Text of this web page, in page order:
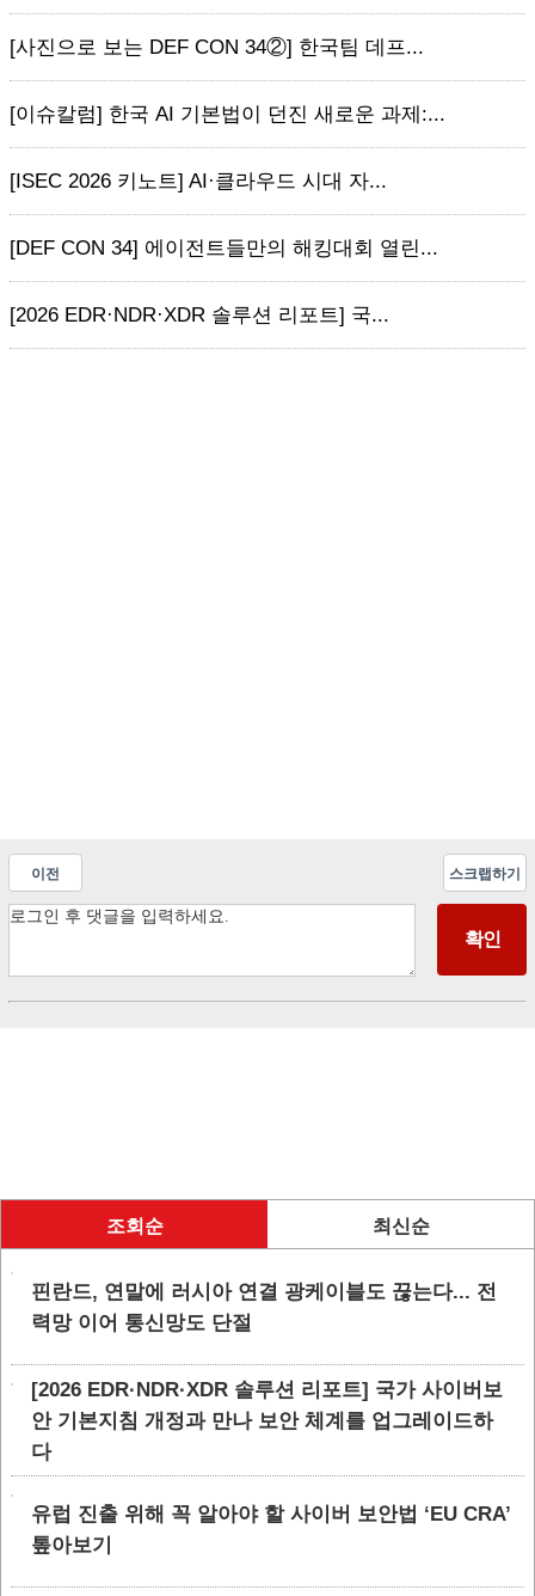
[사진으로 보는 DEF CON 34②] 한국팀 데프...
[이슈칼럼] 한국 AI 기본법이 던진 새로운 과제:...
[ISEC 2026 키노트] AI·클라우드 시대 자...
[DEF CON 34] 에이전트들만의 해킹대회 열린...
[2026 EDR·NDR·XDR 솔루션 리포트] 국...
이전 스크랩하기
조회순 최신순
핀란드, 연말에 러시아 연결 광케이블도 끊는다... 전
력망 이어 통신망도 단절
[2026 EDR·NDR·XDR 솔루션 리포트] 국가 사이버보
안 기본지침 개정과 만나 보안 체계를 업그레이드하
다
유럽 진출 위해 꼭 알아야 할 사이버 보안법 ‘EU CRA’
톺아보기